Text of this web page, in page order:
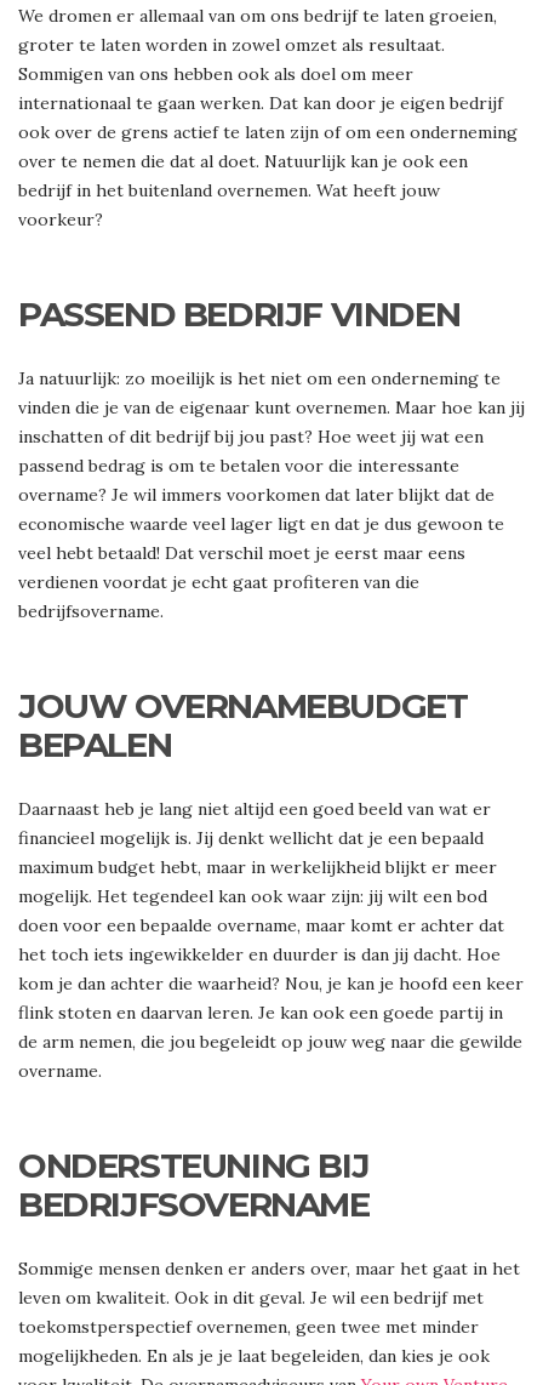
We dromen er allemaal van om ons bedrijf te laten groeien,
groter te laten worden in zowel omzet als resultaat.
Sommigen van ons hebben ook als doel om meer
internationaal te gaan werken. Dat kan door je eigen bedrijf
ook over de grens actief te laten zijn of om een onderneming
over te nemen die dat al doet. Natuurlijk kan je ook een
bedrijf in het buitenland overnemen. Wat heeft jouw
voorkeur?
PASSEND BEDRIJF VINDEN
Ja natuurlijk: zo moeilijk is het niet om een onderneming te
vinden die je van de eigenaar kunt overnemen. Maar hoe kan jij
inschatten of dit bedrijf bij jou past? Hoe weet jij wat een
passend bedrag is om te betalen voor die interessante
overname? Je wil immers voorkomen dat later blijkt dat de
economische waarde veel lager ligt en dat je dus gewoon te
veel hebt betaald! Dat verschil moet je eerst maar eens
verdienen voordat je echt gaat profiteren van die
bedrijfsovername.
JOUW OVERNAMEBUDGET
BEPALEN
Daarnaast heb je lang niet altijd een goed beeld van wat er
financieel mogelijk is. Jij denkt wellicht dat je een bepaald
maximum budget hebt, maar in werkelijkheid blijkt er meer
mogelijk. Het tegendeel kan ook waar zijn: jij wilt een bod
doen voor een bepaalde overname, maar komt er achter dat
het toch iets ingewikkelder en duurder is dan jij dacht. Hoe
kom je dan achter die waarheid? Nou, je kan je hoofd een keer
flink stoten en daarvan leren. Je kan ook een goede partij in
de arm nemen, die jou begeleidt op jouw weg naar die gewilde
overname.
ONDERSTEUNING BIJ
BEDRIJFSOVERNAME
Sommige mensen denken er anders over, maar het gaat in het
leven om kwaliteit. Ook in dit geval. Je wil een bedrijf met
toekomstperspectief overnemen, geen twee met minder
mogelijkheden. En als je je laat begeleiden, dan kies je ook